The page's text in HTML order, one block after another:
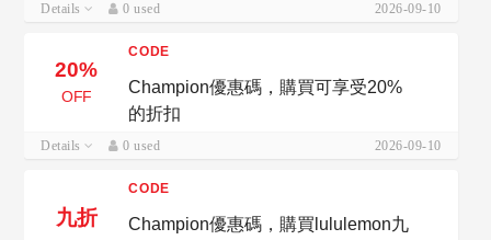
Details 0 used 2026-09-10
20%
OFF
CODE
Champion優惠碼，購買可享受20%
的折扣
Details 0 used 2026-09-10
九折
CODE
Champion優惠碼，購買lululemon九